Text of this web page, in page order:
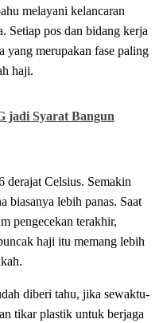
melayani kelancaran
Setiap pos dan bidang kerja
yang merupakan fase paling
haji.
jadi Syarat Bangun
derajat Celsius. Semakin
biasanya lebih panas. Saat
pengecekan terakhir,
haji itu memang lebih
diberi tahu, jika sewaktu-
tikar plastik untuk berjaga